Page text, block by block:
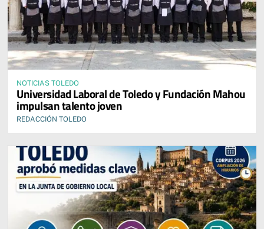
NOTICIAS TOLEDO
Universidad Laboral de Toledo y Fundación Mahou
impulsan talento joven
REDACCIÓN TOLEDO